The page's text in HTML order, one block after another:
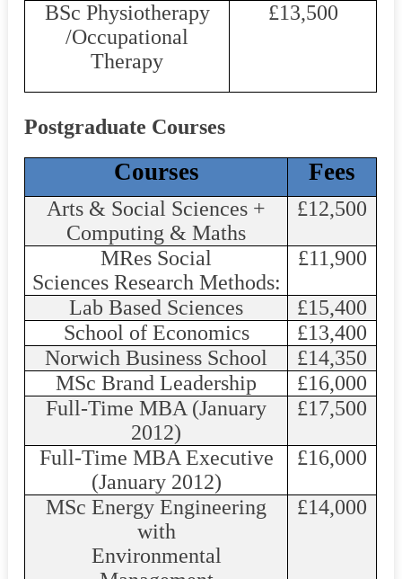
BSc Physiotherapy
/Occupational
Therapy
£13,500
Postgraduate Courses
Courses Fees
Arts & Social Sciences +
Computing & Maths
£12,500
MRes Social
Sciences Research Methods:
£11,900
Lab Based Sciences
£15,400
School of Economics
£13,400
Norwich Business School
£14,350
MSc Brand Leadership
£16,000
Full-Time MBA (January
2012)
£17,500
Full-Time MBA Executive
(January 2012)
£16,000
MSc Energy Engineering
with
Environmental
£14,000